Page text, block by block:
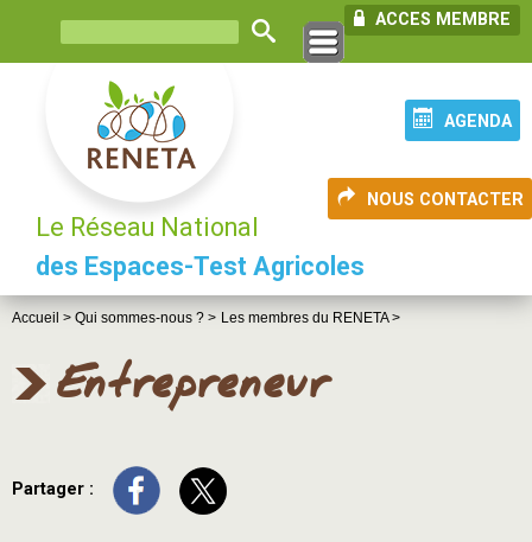
ACCES MEMBRE
AGENDA
NOUS CONTACTER
Le Réseau National
des Espaces-Test Agricoles
Accueil > Qui sommes-nous ? > Les membres du RENETA >
Entrepreneur
Partager :